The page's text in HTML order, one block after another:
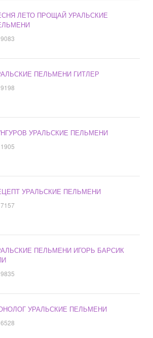
ЛЕТО ПРОЩАЙ УРАЛЬСКИЕ
9083
ПЕЛЬМЕНИ ГИТЛЕР
9198
УРАЛЬСКИЕ ПЕЛЬМЕНИ
1905
УРАЛЬСКИЕ ПЕЛЬМЕНИ
7157
ПЕЛЬМЕНИ ИГОРЬ БАРСИК
9835
УРАЛЬСКИЕ ПЕЛЬМЕНИ
6528